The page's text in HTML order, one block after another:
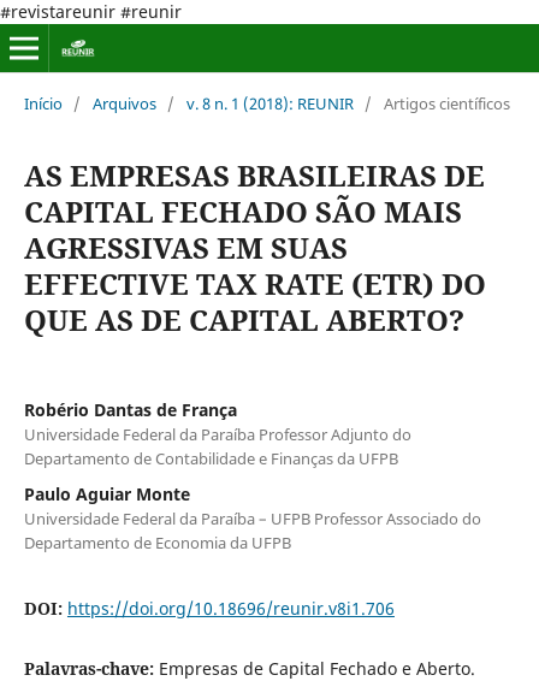
#revistareunir #reunir
Início / Arquivos / v. 8 n. 1 (2018): REUNIR / Artigos científicos
AS EMPRESAS BRASILEIRAS DE
CAPITAL FECHADO SÃO MAIS
AGRESSIVAS EM SUAS
EFFECTIVE TAX RATE (ETR) DO
QUE AS DE CAPITAL ABERTO?
Robério Dantas de França
Universidade Federal da Paraíba Professor Adjunto do
Departamento de Contabilidade e Finanças da UFPB
Paulo Aguiar Monte
Universidade Federal da Paraíba – UFPB Professor Associado do
Departamento de Economia da UFPB
DOI: https://doi.org/10.18696/reunir.v8i1.706
Palavras-chave: Empresas de Capital Fechado e Aberto.